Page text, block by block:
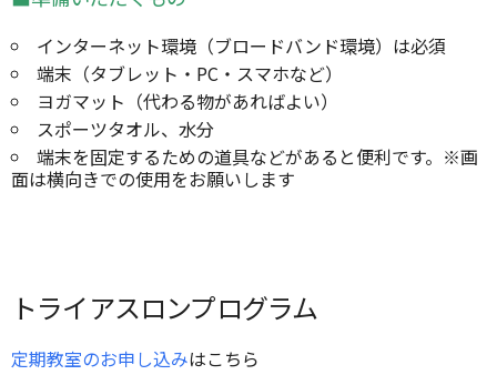
インターネット環境（ブロードバンド環境）は必須
端末（タブレット・PC・スマホなど）
ヨガマット（代わる物があればよい）
スポーツタオル、水分
端末を固定するための道具などがあると便利です。※画
面は横向きでの使用をお願いします
トライアスロンプログラム
定期教室のお申し込みはこちら